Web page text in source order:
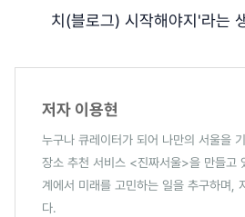
치(블로그) 시작해야지'라는
저자 이용현
누구나 큐레이터가 되어 나만의 서울을
장소 추천 서비스 <진짜서울>을 만들고
계에서 미래를 고민하는 일을 추구하며,
다.